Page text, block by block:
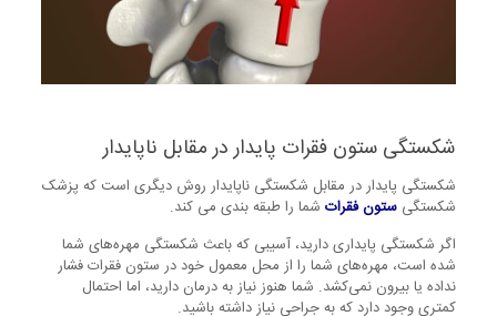
شکستگی ستون فقرات پایدار در مقابل ناپایدار
شکستگی پایدار در مقابل شکستگی ناپایدار روش دیگری است که پزشک
شکستگی ستون فقراتشما را طبقه بندی می کند.
اگر شکستگی پایداری دارید، آسیبی که باعث شکستگی مهره‌های شما
شده است، مهره‌های شما را از محل معمول خود در ستون فقرات فشار
نداده یا بیرون نمی‌کشد. شما هنوز نیاز به درمان دارید، اما احتمال
کمتری وجود دارد که به جراحی نیاز داشته باشید.